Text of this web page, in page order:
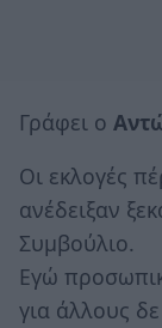
Γράφει ο
Οι εκλογές
ανέδειξαν
Συμβούλιο.
Εγώ
για άλλους